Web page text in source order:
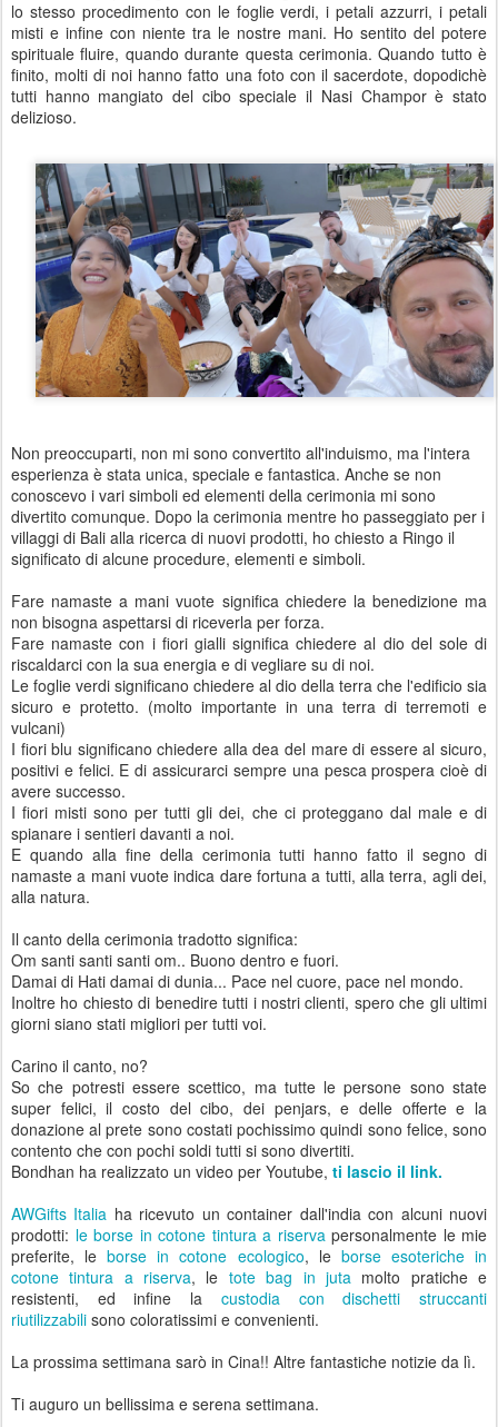
lo stesso procedimento con le foglie verdi, i petali azzurri, i petali
misti e infine con niente tra le nostre mani. Ho sentito del potere
spirituale fluire, quando durante questa cerimonia. Quando tutto è
finito, molti di noi hanno fatto una foto con il sacerdote, dopodichè
tutti hanno mangiato del cibo speciale il Nasi Champor è stato
delizioso.
Non preoccuparti, non mi sono convertito all'induismo, ma l'intera
esperienza è stata unica, speciale e fantastica. Anche se non
conoscevo i vari simboli ed elementi della cerimonia mi sono
divertito comunque. Dopo la cerimonia mentre ho passeggiato per i
villaggi di Bali alla ricerca di nuovi prodotti, ho chiesto a Ringo il
significato di alcune procedure, elementi e simboli.
Fare namaste a mani vuote significa chiedere la benedizione ma
non bisogna aspettarsi di riceverla per forza.
Fare namaste con i fiori gialli significa chiedere al dio del sole di
riscaldarci con la sua energia e di vegliare su di noi.
Le foglie verdi significano chiedere al dio della terra che l'edificio sia
sicuro e protetto. (molto importante in una terra di terremoti e
vulcani)
I fiori blu significano chiedere alla dea del mare di essere al sicuro,
positivi e felici. E di assicurarci sempre una pesca prospera cioè di
avere successo.
I fiori misti sono per tutti gli dei, che ci proteggano dal male e di
spianare i sentieri davanti a noi.
E quando alla fine della cerimonia tutti hanno fatto il segno di
namaste a mani vuote indica dare fortuna a tutti, alla terra, agli dei,
alla natura.
Il canto della cerimonia tradotto significa:
Om santi santi santi om.. Buono dentro e fuori.
Damai di Hati damai di dunia... Pace nel cuore, pace nel mondo.
Inoltre ho chiesto di benedire tutti i nostri clienti, spero che gli ultimi
giorni siano stati migliori per tutti voi.
Carino il canto, no?
So che potresti essere scettico, ma tutte le persone sono state
super felici, il costo del cibo, dei penjars, e delle offerte e la
donazione al prete sono costati pochissimo quindi sono felice, sono
contento che con pochi soldi tutti si sono divertiti.
Bondhan ha realizzato un video per Youtube, ti lascio il link.
AWGifts Italia ha ricevuto un container dall'india con alcuni nuovi
prodotti: le borse in cotone tintura a riserva personalmente le mie
preferite, leborse in cotone ecologico, le borse esoteriche in
cotone tintura a riserva, le tote bag in juta molto pratiche e
resistenti, ed infine la custodia con dischetti struccanti
riutilizzabili sono coloratissimi e convenienti.
La prossima settimana sarò in Cina!! Altre fantastiche notizie da lì.
Ti auguro un bellissima e serena settimana.